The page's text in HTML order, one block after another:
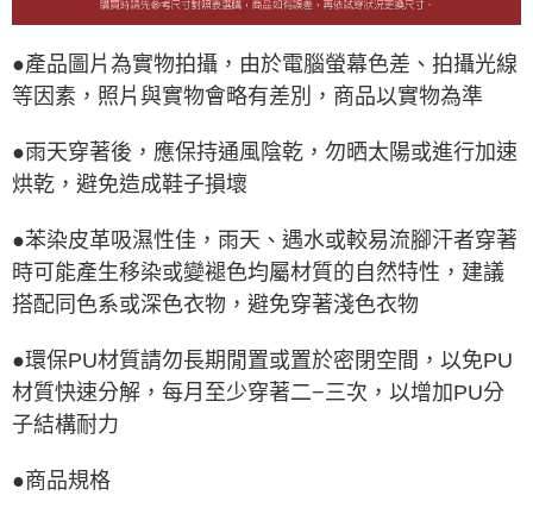
●產品圖片為實物拍攝，由於電腦螢幕色差、拍攝光線
等因素，照片與實物會略有差別，商品以實物為準
●雨天穿著後，應保持通風陰乾，勿晒太陽或進行加速
烘乾，避免造成鞋子損壞
●苯染皮革吸濕性佳，雨天、遇水或較易流腳汗者穿著
時可能產生移染或變褪色均屬材質的自然特性，建議
搭配同色系或深色衣物，避免穿著淺色衣物
●環保PU材質請勿長期閒置或置於密閉空間，以免PU
材質快速分解，每月至少穿著二−三次，以增加PU分
子結構耐力
●商品規格